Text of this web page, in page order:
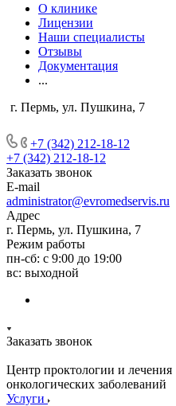
О клинике
Лицензии
Наши специалисты
Отзывы
Документация
...
г. Пермь, ул. Пушкина, 7
+7 (342) 212-18-12
+7 (342) 212-18-12
Заказать звонок
E-mail
administrator@evromedservis.ru
Адрес
г. Пермь, ул. Пушкина, 7
Режим работы
пн-сб: с 9:00 до 19:00
вс: выходной
Заказать звонок
Центр проктологии и лечения
онкологических заболеваний
Услуги